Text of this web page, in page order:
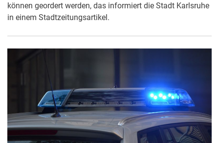
können geordert werden, das informiert die Stadt Karlsruhe
in einem Stadtzeitungsartikel.